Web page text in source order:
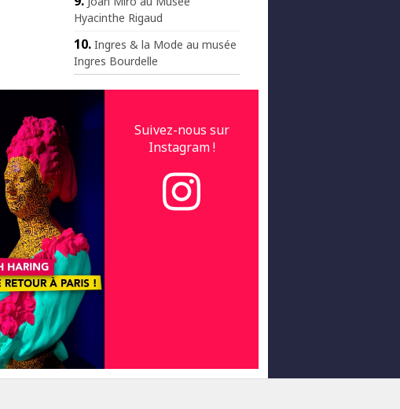
Hyacinthe Rigaud
Ingres & la Mode au musée
Ingres Bourdelle
Suivez-nous sur
Instagram !